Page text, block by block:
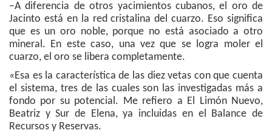
–A diferencia de otros yacimientos cubanos, el oro de
Jacinto está en la red cristalina del cuarzo. Eso significa
que es un oro noble, porque no está asociado a otro
mineral. En este caso, una vez que se logra moler el
cuarzo, el oro se libera completamente.
«Esa es la característica de las diez vetas con que cuenta
el sistema, tres de las cuales son las investigadas más a
fondo por su potencial. Me refiero a El Limón Nuevo,
Beatriz y Sur de Elena, ya incluidas en el Balance de
Recursos y Reservas.